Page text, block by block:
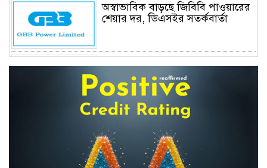
অস্বাভাবিক বাড়ছে জিবিবি পাওয়ারের
শেয়ার দর, ডিএসইর সতর্কবার্তা
ও প্রশিক্ষণের বিশেষায়িত প্রতিষ্ঠান
বিএএসএম